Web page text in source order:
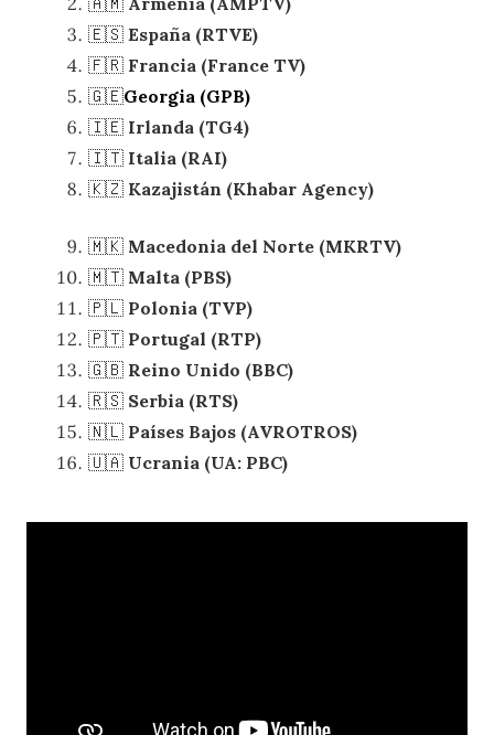
🇪🇸 España (RTVE)
🇫🇷 Francia (France TV)
🇬🇪Georgia (GPB)
🇮🇪 Irlanda (TG4)
🇮🇹 Italia (RAI)
🇰🇿 Kazajistán (Khabar Agency)
🇲🇰 Macedonia del Norte (MKRTV)
🇲🇹 Malta (PBS)
🇵🇱 Polonia (TVP)
🇵🇹 Portugal (RTP)
🇬🇧 Reino Unido (BBC)
🇷🇸 Serbia (RTS)
🇳🇱 Países Bajos (AVROTROS)
🇺🇦 Ucrania (UA: PBC)